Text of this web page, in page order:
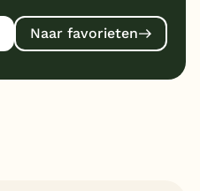
Naar favorieten